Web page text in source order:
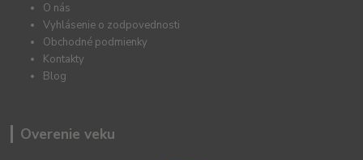
O nás
Vyhlásenie o zodpovednosti
Obchodné podmienky
Kontakty
Blog
Overenie veku